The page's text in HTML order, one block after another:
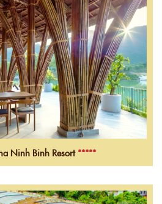
Ninh Binh Resort*****